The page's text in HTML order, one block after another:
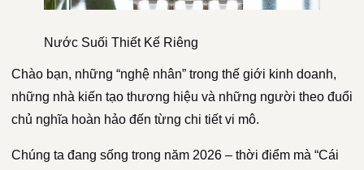
Nước Suối Thiết Kế Riêng
Chào bạn, những “nghệ nhân” trong thế giới kinh doanh,
những nhà kiến tạo thương hiệu và những người theo đuổi
chủ nghĩa hoàn hảo đến từng chi tiết vi mô.
Chúng ta đang sống trong năm 2026 – thời điểm mà “Cái